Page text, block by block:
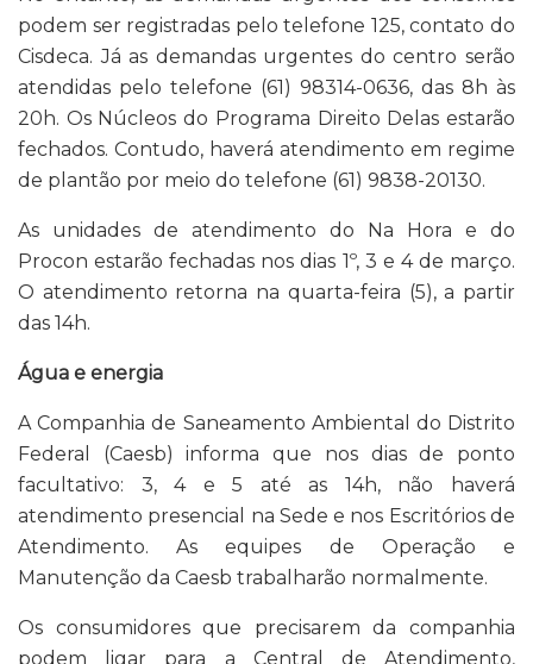
podem ser registradas pelo telefone 125, contato do
Cisdeca. Já as demandas urgentes do centro serão
atendidas pelo telefone (61) 98314-0636, das 8h às
20h. Os Núcleos do Programa Direito Delas estarão
fechados. Contudo, haverá atendimento em regime
de plantão por meio do telefone (61) 9838-20130.
As unidades de atendimento do Na Hora e do
Procon estarão fechadas nos dias 1º, 3 e 4 de março.
O atendimento retorna na quarta-feira (5), a partir
das 14h.
Água e energia
A Companhia de Saneamento Ambiental do Distrito
Federal (Caesb) informa que nos dias de ponto
facultativo: 3, 4 e 5 até as 14h, não haverá
atendimento presencial na Sede e nos Escritórios de
Atendimento. As equipes de Operação e
Manutenção da Caesb trabalharão normalmente.
Os consumidores que precisarem da companhia
podem ligar para a Central de Atendimento,